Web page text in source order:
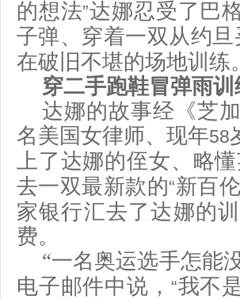
的想法”达娜忍受了巴
子弹、穿着一双从约旦
在破旧不堪的场地训练。
穿二手跑鞋冒弹雨训
达娜的故事经《芝
名美国女律师、现年58
上了达娜的侄女、略
去一双最新款的“新百伦
家银行汇去了达娜的
费。
“一名奥运选手怎能
电子邮件中说， “我不